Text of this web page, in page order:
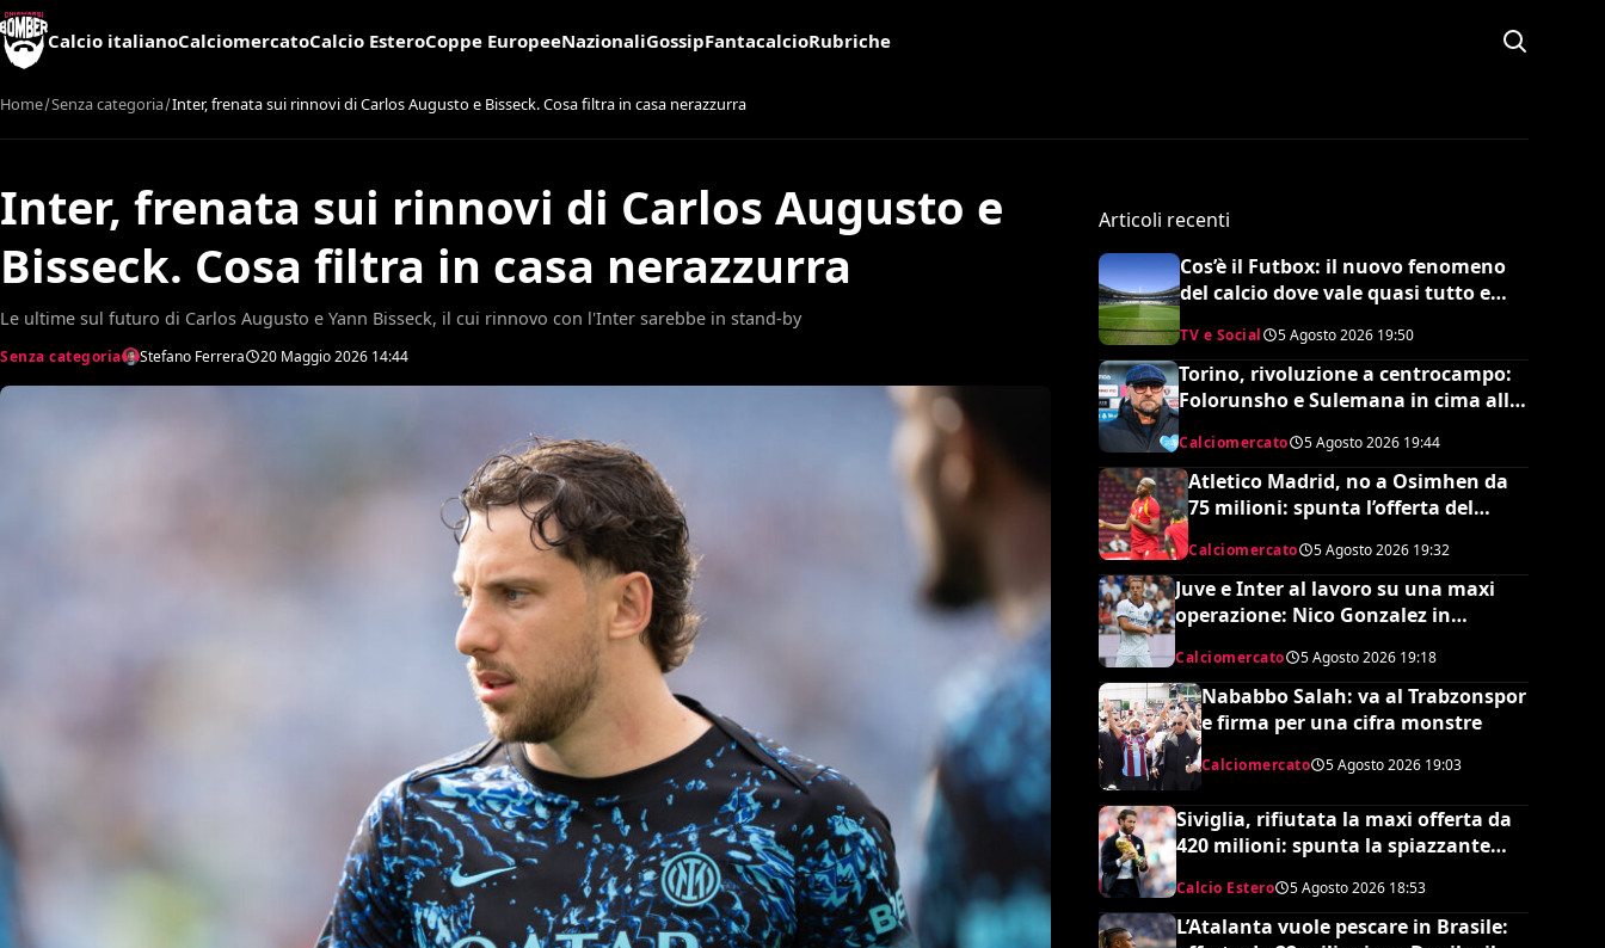
Calcio italianoCalciomercatoCalcio EsteroCoppe EuropeeNazionaliGossipFantacalcioRubriche
Home Senza categoria Inter, frenata sui rinnovi di Carlos Augusto e Bisseck. Cosa filtra in casa nerazzurra
Inter, frenata sui rinnovi di Carlos Augusto e
Bisseck. Cosa filtra in casa nerazzurra
Le ultime sul futuro di Carlos Augusto e Yann Bisseck, il cui rinnovo con l'Inter sarebbe in stand-by
Senza categoria Stefano Ferrera 20 Maggio 2026 14:44
Articoli recenti
Cos’è il Futbox: il nuovo fenomeno
del calcio dove vale quasi tutto e
TV e Social 5 Agosto 2026 19:50
Torino, rivoluzione a centrocampo:
Folorunsho e Sulemana in cima alla
Calciomercato 5 Agosto 2026 19:44
Atletico Madrid, no a Osimhen da
75 milioni: spunta l’offerta del
Calciomercato 5 Agosto 2026 19:32
Juve e Inter al lavoro su una maxi
operazione: Nico Gonzalez in
Calciomercato 5 Agosto 2026 19:18
Nababbo Salah: va al Trabzonspor
e firma per una cifra monstre
Calciomercato 5 Agosto 2026 19:03
Siviglia, rifiutata la maxi offerta da
420 milioni: spunta la spiazzante
clausola “anti-Ramos”
Calcio Estero 5 Agosto 2026 18:53
L’Atalanta vuole pescare in Brasile: